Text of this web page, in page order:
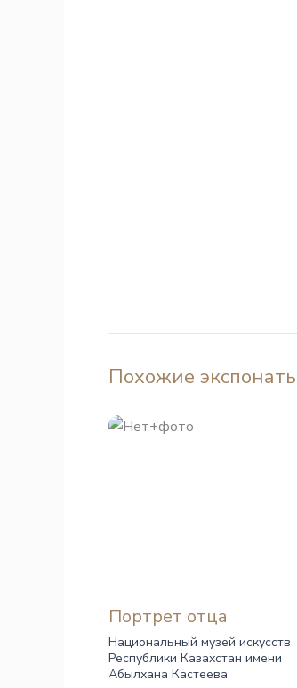
Похожие
Портрет отца
Национальный музей искусств
Республики Казахстан имени
Абылхана Кастеева